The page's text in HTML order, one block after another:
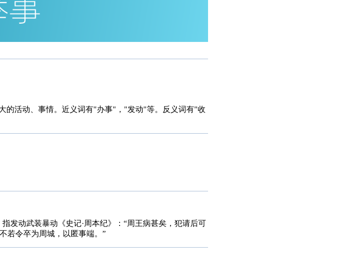
的活动、事情。近义词有"办事"，"发动"等。反义词有"收
发动武装暴动《史记·周本纪》：“周王病甚矣，犯请后可
若令卒为周城，以匿事端。”